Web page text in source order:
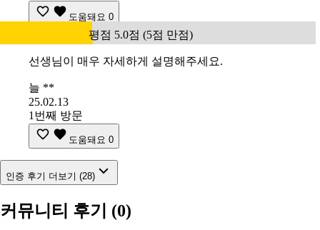
도움돼요 0
평점 5.0점 (5점 만점)
선생님이 매우 자세하게 설명해주세요.
늘 **
25.02.13
1번째 방문
도움돼요 0
인증 후기 더보기 (28)
커뮤니티 후기 (0)